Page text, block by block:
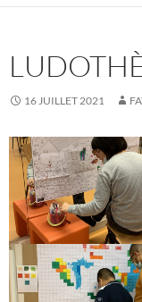
16 JUILLET 2021